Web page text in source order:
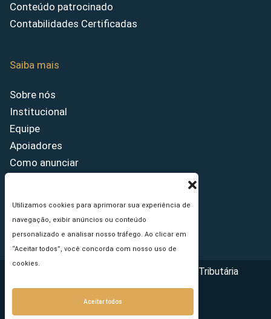
Utilizamos cookies para aprimorar sua experiência de
navegação, exibir anúncios ou conteúdo
personalizado e analisar nosso tráfego. Ao clicar em
“Aceitar todos”, você concorda com nosso uso de
cookies.
Aceitar todos
Conteúdo patrocinado
Contabilidades Certificadas
Saiba mais
Sobre nós
Institucional
Equipe
Apoiadores
Como anunciar
Princípios Editoriais
Copyright © 2026 - Portal da Reforma Tributária